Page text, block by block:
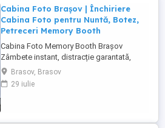
Cabina Foto Brașov | Închiriere
Cabina Foto pentru Nuntă, Botez,
Petreceri Memory Booth
Cabina Foto Memory Booth Brașov
Zâmbete instant, distracție garantată,
amintiri pentru totdeauna! Cauți un mod
unic și distractiv de a transforma
evenimentul tău într-o experiență
zâmbete, voie bună și amintiri de neuitat la
Brasov, Brasov
29 iulie